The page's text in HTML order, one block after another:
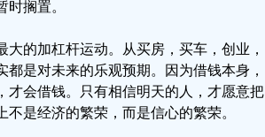
搁置。
的加杠杆运动。从买房，买车，创业，
是对未来的乐观预期。因为借钱本身，
才会借钱。只有相信明天的人，才愿意把
是经济的繁荣，而是信心的繁荣。